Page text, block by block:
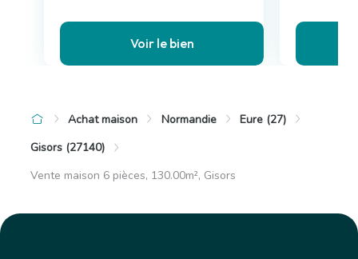
Voir le bien
Achat maison Normandie
Eure (27)
Gisors (27140)
Vente maison 6 pièces, 130.00m², Gisors